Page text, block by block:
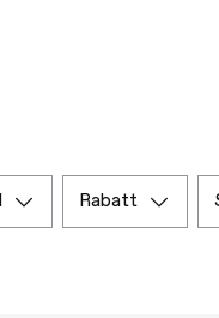
rabatt